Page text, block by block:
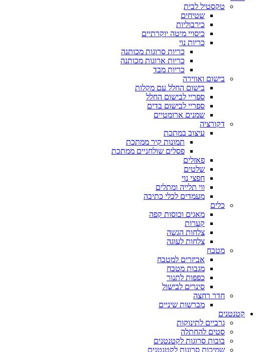
טקסטיל לבית
שטיחים
כירבוליות
כיסויי מיטה יוקרתיים
כריות נוי
כריות סרוגות מכותנה
כריות ארוגות מכותנה
כריות מבד
בישום ואווירה
בישום החלל עם מקלות
ספריי לבישום החלל
ספריי לבישום בדים
שמנים ארומטיים
דקורציה
עיצוב במתכת
תמונות קיר ממתכת
פסלים שולחניים ממתכת
פאזלים
שלטים
חפצי נוי
ווי תלייה ומתלים
מעמדים לכלי כתיבה
כלים
מאגים וכוסות קפה
קערות
צלחות הגשה
צלחות לעוגה
מטבח
אביזרים למטבח
מגבות מטבח
כפפות לתנור
סינרים לבישול
חדר רחצה
מברשות שיניים
קטנטנים
גרביים לתינוקות
סטים להחתלה
בובות סרוגות לקטנטנים
שמיכות סרוגות לקטנטנים